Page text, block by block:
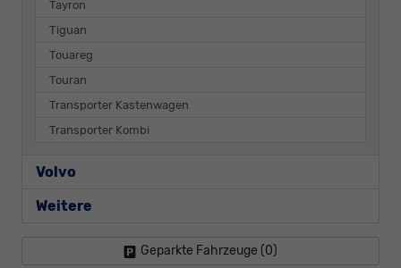
Tayron
Tiguan
Touareg
Touran
Transporter Kastenwagen
Transporter Kombi
Volvo
Weitere
Geparkte Fahrzeuge (0)